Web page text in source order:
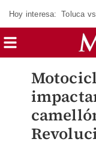
Hoy interesa: Toluca